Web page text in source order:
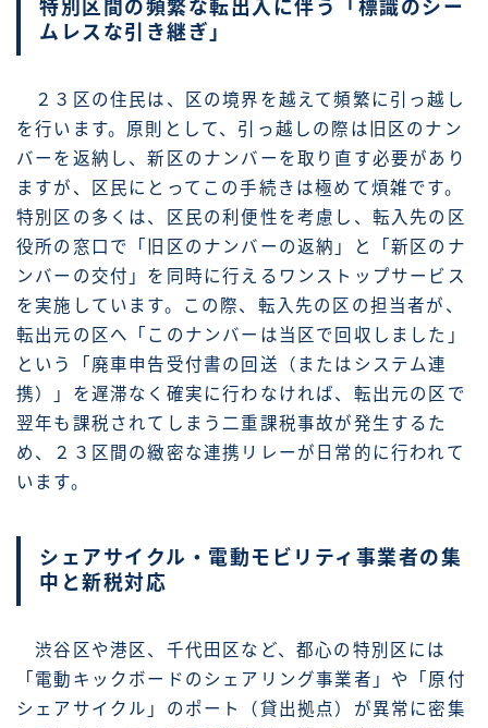
特別区間の頻繁な転出入に伴う「標識のシー
ムレスな引き継ぎ」
２３区の住民は、区の境界を越えて頻繁に引っ越し
を行います。原則として、引っ越しの際は旧区のナン
バーを返納し、新区のナンバーを取り直す必要があり
ますが、区民にとってこの手続きは極めて煩雑です。
特別区の多くは、区民の利便性を考慮し、転入先の区
役所の窓口で「旧区のナンバーの返納」と「新区のナ
ンバーの交付」を同時に行えるワンストップサービス
を実施しています。この際、転入先の区の担当者が、
転出元の区へ「このナンバーは当区で回収しました」
という「廃車申告受付書の回送（またはシステム連
携）」を遅滞なく確実に行わなければ、転出元の区で
翌年も課税されてしまう二重課税事故が発生するた
め、２３区間の緻密な連携リレーが日常的に行われて
います。
シェアサイクル・電動モビリティ事業者の集
中と新税対応
渋谷区や港区、千代田区など、都心の特別区には
「電動キックボードのシェアリング事業者」や「原付
シェアサイクル」のポート（貸出拠点）が異常に密集